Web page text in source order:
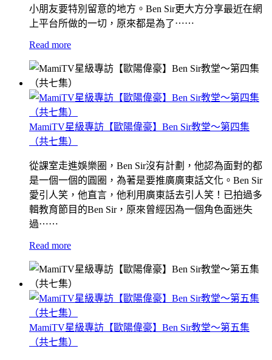
小朋友要特別留意的地方。Ben Sir更大方分享最近在網
上平台所做的一切，原來都是為了⋯⋯
Read more
MamiTV星級專訪【歐陽偉豪】Ben Sir教堂～第四集
（共七集）
從課室走進娛樂圈，Ben Sir沒有計劃，他認為面對的都
是一個一個的圓圈，為著是要推廣廣東話文化。Ben Sir
愛引人笑，他直言，他利用廣東話去引人笑！已拍過多
輯教育節目的Ben Sir，原來曾經因為一個角色面迷失
過⋯⋯
Read more
MamiTV星級專訪【歐陽偉豪】Ben Sir教堂～第五集
（共七集）